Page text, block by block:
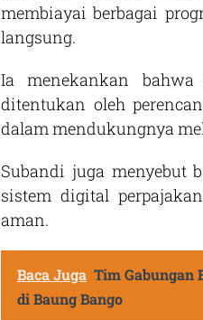
membiayai berbagai
langsung.
Ia menekankan bahwa
ditentukan oleh
dalam mendukungnya
Subandi juga menyebut
sistem digital
aman.
Baca Juga Tim Gabungan
di Baung Bango